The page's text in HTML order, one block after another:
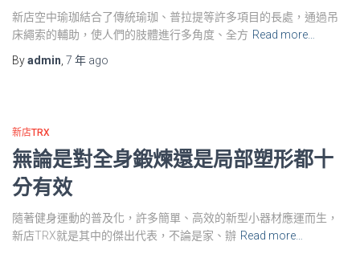
新店空中瑜珈結合了傳統瑜珈、普拉提等許多項目的長處，通過吊
床繩索的輔助，使人們的肢體進行多角度、全方 Read more…
Byadmin 7 年 ago
新店TRX
無論是對全身鍛煉還是局部塑形都十
分有效
隨著健身運動的普及化，許多簡單、高效的新型小器材應運而生，
新店TRX就是其中的傑出代表，不論是家、辦 Read more…